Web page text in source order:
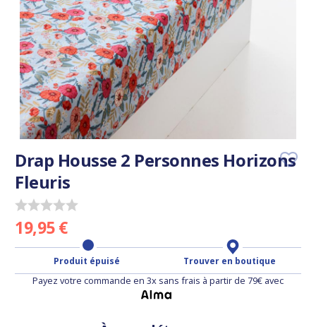
Drap Housse 2 Personnes Horizons
Fleuris
19,95 €
Produit épuisé Trouver en boutique
Payez votre commande en 3x sans frais à partir de 79€ avec